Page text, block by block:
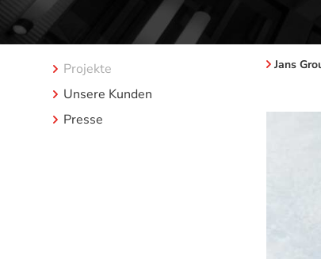
Projekte
Unsere Kunden
Presse
Jans